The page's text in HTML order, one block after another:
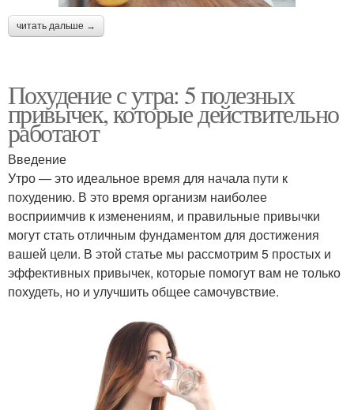
читать дальше →
Похудение с утра: 5 полезных
привычек, которые действительно
работают
Введение
Утро — это идеальное время для начала пути к
похудению. В это время организм наиболее
восприимчив к изменениям, и правильные привычки
могут стать отличным фундаментом для достижения
вашей цели. В этой статье мы рассмотрим 5 простых и
эффективных привычек, которые помогут вам не только
похудеть, но и улучшить общее самочувствие.